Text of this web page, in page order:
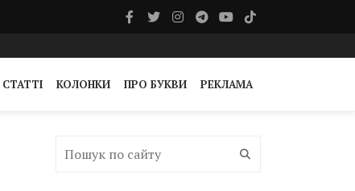
СТАТТІ КОЛОНКИ ПРО БУКВИ РЕКЛАМА